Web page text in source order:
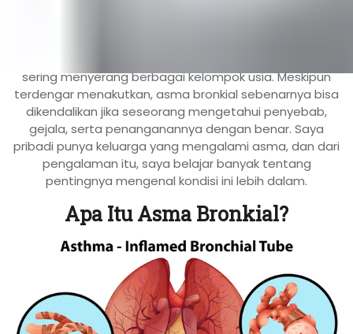
sering menyerang berbagai kelompok usia. Meskipun
terdengar menakutkan, asma bronkial sebenarnya bisa
dikendalikan jika seseorang mengetahui penyebab,
gejala, serta penanganannya dengan benar. Saya
pribadi punya keluarga yang mengalami asma, dan dari
pengalaman itu, saya belajar banyak tentang
pentingnya mengenal kondisi ini lebih dalam.
Apa Itu Asma Bronkial?